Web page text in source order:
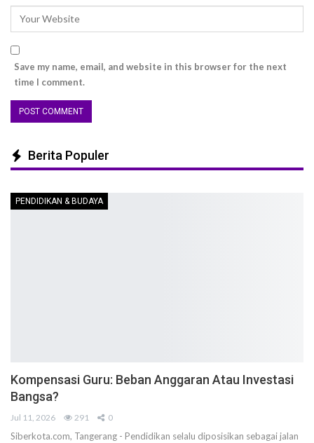
Save my name, email, and website in this browser for the next
time I comment.
Berita Populer
PENDIDIKAN & BUDAYA
Kompensasi Guru: Beban Anggaran Atau Investasi
Bangsa?
Jul 11, 2026 291 0
Siberkota.com, Tangerang - Pendidikan selalu diposisikan sebagai jalan